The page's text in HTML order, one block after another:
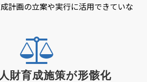
計画の立案や実行に活用できていな
財育成施策が形骸化